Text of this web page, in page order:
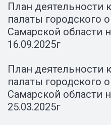
План деятельности
палаты городского
Самарской области
16.09.2025г
План деятельности
палаты городского
Самарской области
25.03.2025г